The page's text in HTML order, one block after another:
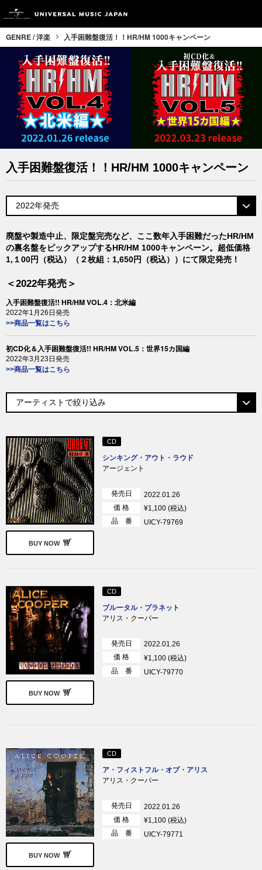
GENRE / 洋楽 入手困難盤復活！！HR/HM 1000キャンペーン
入手困難盤復活！！HR/HM 1000キャンペーン
廃盤や製造中止、限定盤完売など、ここ数年入手困難だったHR/HM
の裏名盤をピックアップするHR/HM 1000キャンペーン。超低価格
1,１00円（税込）（２枚組：1,650円（税込））にて限定発売！
＜2022年発売＞
入手困難盤復活!! HR/HM VOL.4：北米編
2022年1月26日発売
>>商品一覧はこちら
初CD化＆入手困難盤復活!! HR/HM VOL.5：世界15カ国編
2022年3月23日発売
>>商品一覧はこちら
BUY NOW
CD
シンキング・アウト・ラウド
アージェント
発売日
2022.01.26
価 格
¥1,100 (税込)
品 番
UICY-79769
BUY NOW
CD
ブルータル・プラネット
アリス・クーパー
発売日
2022.01.26
価 格
¥1,100 (税込)
品 番
UICY-79770
BUY NOW
CD
ア・フィストフル・オブ・アリス
アリス・クーパー
発売日
2022.01.26
価 格
¥1,100 (税込)
品 番
UICY-79771